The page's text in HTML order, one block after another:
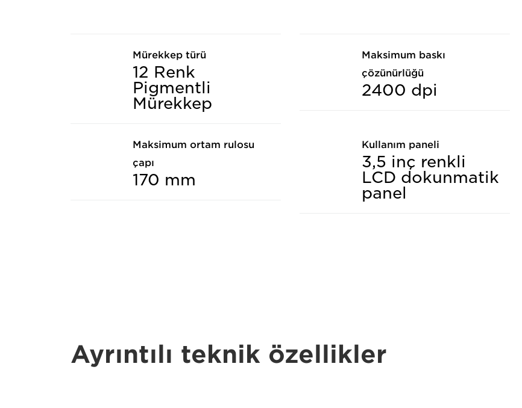
Mürekkep türü
12 Renk
Pigmentli
Mürekkep
Maksimum baskı
çözünürlüğü
2400 dpi
Maksimum ortam rulosu
çapı
170 mm
Kullanım paneli
3,5 inç renkli
LCD dokunmatik
panel
Ayrıntılı teknik özellikler